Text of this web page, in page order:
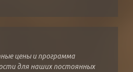
цены и программа
для наших постоянных